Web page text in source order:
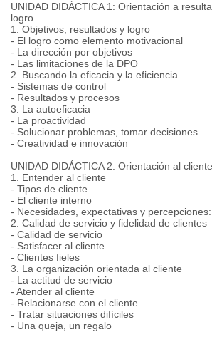
UNIDAD DIDÁCTICA 1: Orientación a
1. Objetivos, resultados y logro
- El logro como elemento motivacional
- La dirección por objetivos
- Las limitaciones de la DPO
2. Buscando la eficacia y la eficiencia
- Sistemas de control
- Resultados y procesos
3. La autoeficacia
- La proactividad
- Solucionar problemas, tomar decisiones
- Creatividad e innovación
UNIDAD DIDÁCTICA 2: Orientación al cliente
1. Entender al cliente
- Tipos de cliente
- El cliente interno
- Necesidades, expectativas y
2. Calidad de servicio y fidelidad de clientes
- Calidad de servicio
- Satisfacer al cliente
- Clientes fieles
3. La organización orientada al cliente
- La actitud de servicio
- Atender al cliente
- Relacionarse con el cliente
- Tratar situaciones difíciles
- Una queja, un regalo